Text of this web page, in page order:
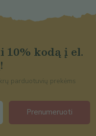
kodą į el.
parduotuvių prekėms
Prenumeruoti